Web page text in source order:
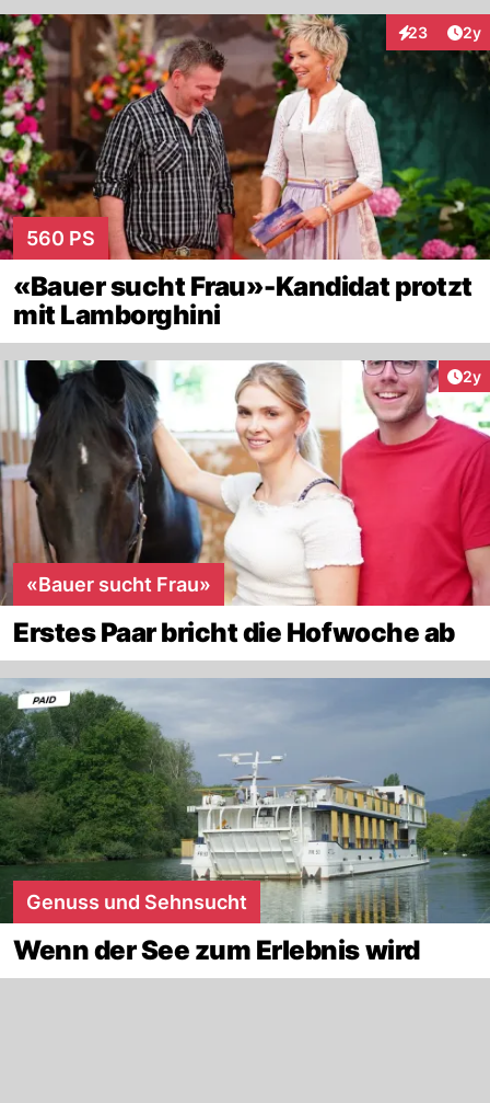
23
Interaktionen
2y
560 PS
«Bauer sucht Frau»-Kandidat protzt
mit Lamborghini
2y
«Bauer sucht Frau»
Erstes Paar bricht die Hofwoche ab
Genuss und Sehnsucht
Wenn der See zum Erlebnis wird